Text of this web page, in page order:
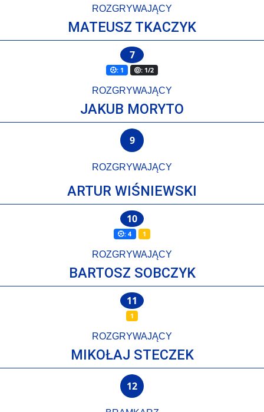
ROZGRYWAJĄCY
MATEUSZ TKACZYK
7
: 1 : 1/2
ROZGRYWAJĄCY
JAKUB MORYTO
9
ROZGRYWAJĄCY
ARTUR WIŚNIEWSKI
10
: 4 1
ROZGRYWAJĄCY
BARTOSZ SOBCZYK
11
1
ROZGRYWAJĄCY
MIKOŁAJ STECZEK
12